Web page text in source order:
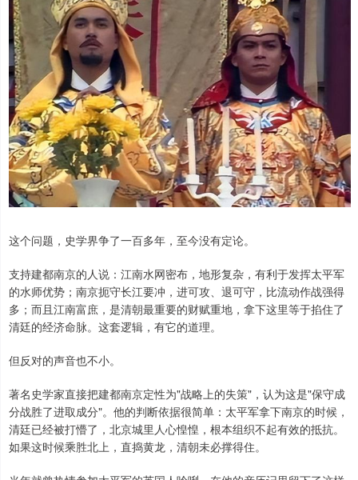
这个问题，史学界争了一百多年，至今没有定论。
支持建都南京的人说：江南水网密布，地形复杂，有利于发挥太平军
的水师优势；南京扼守长江要冲，进可攻、退可守，比流动作战强得
多；而且江南富庶，是清朝最重要的财赋重地，拿下这里等于掐住了
清廷的经济命脉。这套逻辑，有它的道理。
但反对的声音也不小。
著名史学家直接把建都南京定性为"战略上的失策"，认为这是"保守成
分战胜了进取成分"。他的判断依据很简单：太平军拿下南京的时候，
清廷已经被打懵了，北京城里人心惶惶，根本组织不起有效的抵抗。
如果这时候乘胜北上，直捣黄龙，清朝未必撑得住。